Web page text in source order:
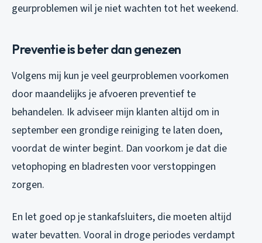
geurproblemen wil je niet wachten tot het weekend.
Preventie is beter dan genezen
Volgens mij kun je veel geurproblemen voorkomen
door maandelijks je afvoeren preventief te
behandelen. Ik adviseer mijn klanten altijd om in
september een grondige reiniging te laten doen,
voordat de winter begint. Dan voorkom je dat die
vetophoping en bladresten voor verstoppingen
zorgen.
En let goed op je stankafsluiters, die moeten altijd
water bevatten. Vooral in droge periodes verdampt